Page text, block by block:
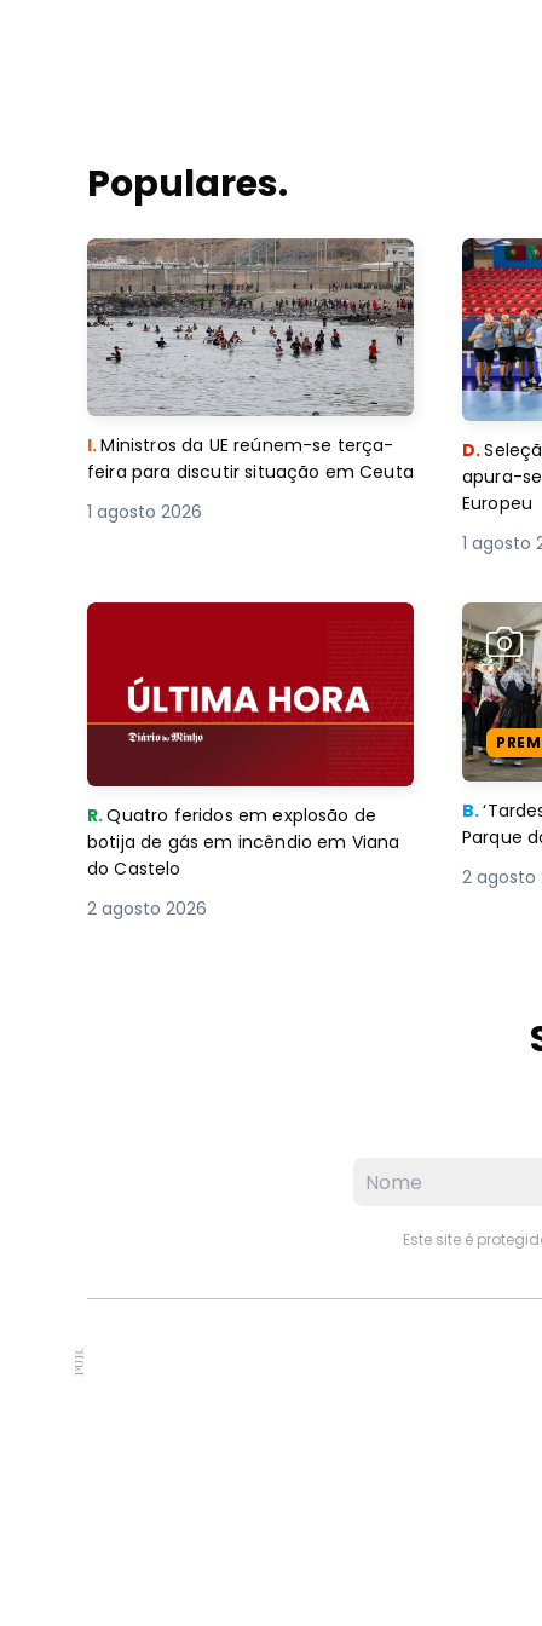
Populares.
I.Ministros da UE reúnem-se terça-
feira para discutir situação em Ceuta
1 agosto 2026
D.
apura-
Europeu
1 agosto
R.Quatro feridos em explosão de
botija de gás em incêndio em Viana
do Castelo
2 agosto 2026
B.
Parque
2 agosto
Este site é
PUB.